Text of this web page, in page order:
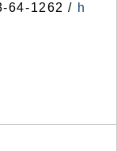
64-1262 / h